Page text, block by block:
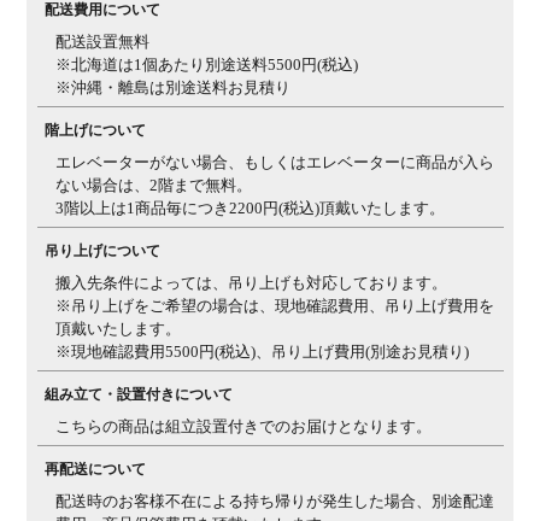
配送費用について
配送設置無料
※北海道は1個あたり別途送料5500円(税込)
※沖縄・離島は別途送料お見積り
階上げについて
エレベーターがない場合、もしくはエレベーターに商品が入ら
ない場合は、2階まで無料。
3階以上は1商品毎につき2200円(税込)頂戴いたします。
吊り上げについて
搬入先条件によっては、吊り上げも対応しております。
※吊り上げをご希望の場合は、現地確認費用、吊り上げ費用を
頂戴いたします。
※現地確認費用5500円(税込)、吊り上げ費用(別途お見積り)
組み立て・設置付きについて
こちらの商品は組立設置付きでのお届けとなります。
再配送について
配送時のお客様不在による持ち帰りが発生した場合、別途配達